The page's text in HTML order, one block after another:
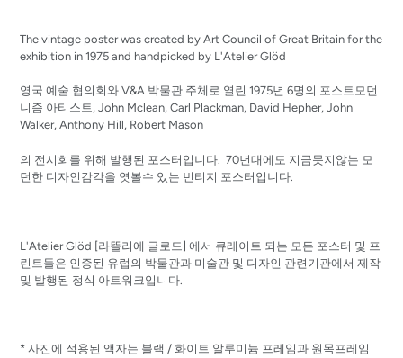
The vintage poster was created by Art Council of Great Britain for the
exhibition in 1975 and handpicked by L'Atelier Glöd
영국 예술 협의회와 V&A 박물관 주체로 열린 1975년 6명의 포스트모던
니즘 아티스트, John Mclean, Carl Plackman, David Hepher, John
Walker, Anthony Hill, Robert Mason
의 전시회를 위해 발행된 포스터입니다. 70년대에도 지금못지않는 모
던한 디자인감각을 엿볼수 있는 빈티지 포스터입니다.
L'Atelier Glöd [라뜰리에 글로드 ] 에서 큐레이트 되는 모든 포스터 및 프
린트들은 인증된 유럽의 박물관과 미술관 및 디자인 관련기관에서 제작
및 발행된 정식 아트워크입니다.
* 사진에 적용된 액자는 블랙 / 화이트 알루미늄 프레임과 원목프레임